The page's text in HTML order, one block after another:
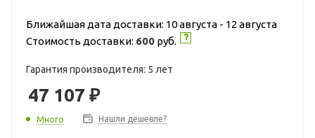
Ближайшая дата доставки: 10 августа - 12 августа
Стоимость доставки: 600 руб.
Гарантия производителя: 5 лет
47 107 ₽
Много Нашли дешевле?